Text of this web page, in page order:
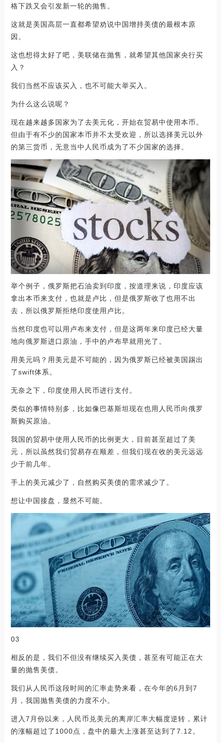
格下跌又会引发新一轮的抛售。
这就是美国高层一直都希望劝说中国增持美债的最根本原
因。
这也想得太好了吧，美联储在抛售，就希望其他国家央行买
入？
我们当然不应该买入，也不可能大举买入。
为什么这么说呢？
现在越来越多国家为了去美元化，开始在贸易中使用本币。
但由于有不少的国家本币并不太受欢迎，所以选择美元以外
的第三货币，无意当中人民币成为了不少国家的选择。
举个例子，俄罗斯把石油卖到印度，按道理来说，印度应该
拿出本币来支付，也就是卢比，但是俄罗斯收了也用不出
去，所以俄罗斯拒绝印度使用卢比。
当然印度也可以用卢布来支付，但是这两年来印度已经大量
地向俄罗斯进口原油，手中的卢布早就用光了。
用美元吗？用美元是不可能的，因为俄罗斯已经被美国踢出
了swift体系。
无奈之下，印度使用人民币进行支付。
类似的事情特别多，比如像巴基斯坦现在也用人民币向俄罗
斯购买原油。
我国的贸易中使用人民币的比例更大，目前甚至超过了美
元，所以虽然我们贸易存在顺差，但我们现在收的美元远远
少于前几年。
手上的美元减少了，自然购买美债的需求减少了。
想让中国接盘，显然不可能。
03
相反的是，我们不但没有继续买入美债，甚至有可能正在大
量的抛售美债。
我们从人民币这段时间的汇率走势来看，在今年的6月到7
月，我国抛售美债的力度不小。
进入7月份以来，人民币兑美元的离岸汇率大幅度逆转，累计
的涨幅超过了1000点，盘中的最大上涨甚至达到了7.12。